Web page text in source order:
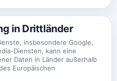
in Drittländer
insbesondere Google,
Diensten, kann eine
Daten in Länder außerhalb
Europäischen